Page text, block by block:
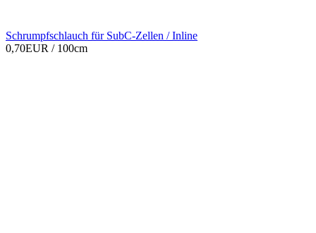
Schrumpfschlauch für SubC-Zellen / Inline
0,70EUR / 100cm